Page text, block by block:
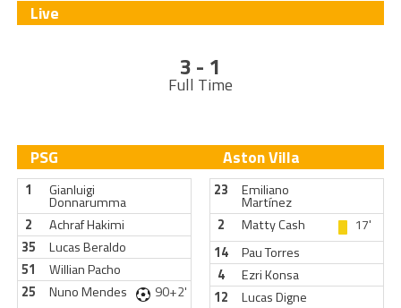
Live
3 - 1
Full Time
PSG
1 Gianluigi
Donnarumma
2
Achraf Hakimi
35
Lucas Beraldo
51
Willian Pacho
25
Nuno Mendes
90+2'
Aston Villa
23 Emiliano
Martínez
2
Matty Cash
17'
14
Pau Torres
4
Ezri Konsa
12
Lucas Digne